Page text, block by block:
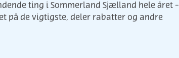
ting i Sommerland Sjælland hele året -
på de vigtigste, deler rabatter og andre